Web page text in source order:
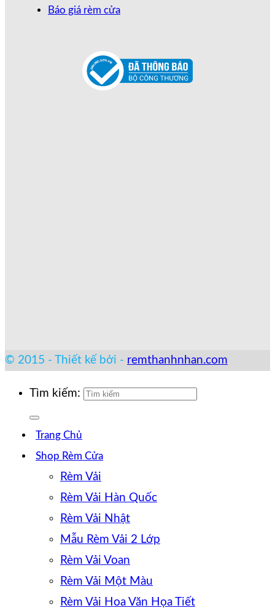
Báo giá rèm cửa
© 2015 - Thiết kế bởi - remthanhnhan.com
Tìm kiếm:
Trang Chủ
Shop Rèm Cửa
Rèm Vải
Rèm Vải Hàn Quốc
Rèm Vải Nhật
Mẫu Rèm Vải 2 Lớp
Rèm Vải Voan
Rèm Vải Một Màu
Rèm Vải Hoa Văn Họa Tiết